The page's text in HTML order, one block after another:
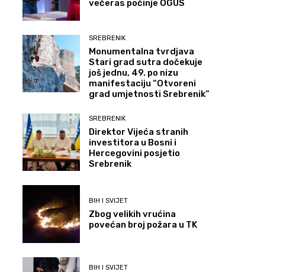
večeras počinje OGUS
SREBRENIK
Monumentalna tvrdjava
Stari grad sutra dočekuje
još jednu, 49. po nizu
manifestaciju “Otvoreni
grad umjetnosti Srebrenik”
SREBRENIK
Direktor Vijeća stranih
investitora u Bosni i
Hercegovini posjetio
Srebrenik
BIH I SVIJET
Zbog velikih vrućina
povećan broj požara u TK
BIH I SVIJET